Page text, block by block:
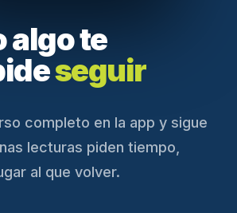
algo te
seguir
completo en la app y sigue
lecturas piden tiempo,
al que volver.